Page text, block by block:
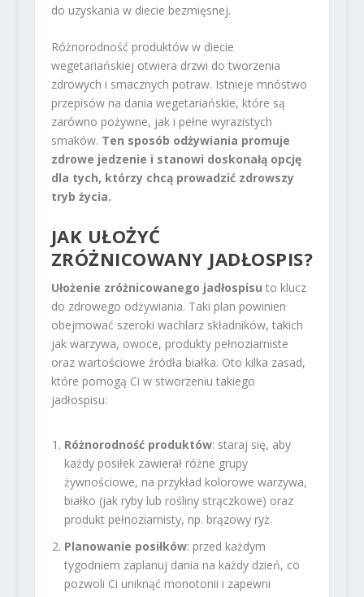
do uzyskania w diecie bezmięsnej.
Różnorodność produktów w diecie
wegetariańskiej otwiera drzwi do tworzenia
zdrowych i smacznych potraw. Istnieje mnóstwo
przepisów na dania wegetariańskie, które są
zarówno pożywne, jak i pełne wyrazistych
smaków. Ten sposób odżywiania promuje
zdrowe jedzenie i stanowi doskonałą opcję
dla tych, którzy chcą prowadzić zdrowszy
tryb życia.
JAK UŁOŻYĆ
ZRÓŻNICOWANY JADŁOSPIS?
Ułożenie zróżnicowanego jadłospisu to klucz
do zdrowego odżywiania. Taki plan powinien
obejmować szeroki wachlarz składników, takich
jak warzywa, owoce, produkty pełnoziarniste
oraz wartościowe źródła białka. Oto kilka zasad,
które pomogą Ci w stworzeniu takiego
jadłospisu:
Różnorodność produktów: staraj się, aby
każdy posiłek zawierał różne grupy
żywnościowe, na przykład kolorowe warzywa,
białko (jak ryby lub rośliny strączkowe) oraz
produkt pełnoziarnisty, np. brązowy ryż.
Planowanie posiłków: przed każdym
tygodniem zaplanuj dania na każdy dzień, co
pozwoli Ci uniknąć monotonii i zapewni